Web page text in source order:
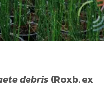
debris (Roxb. ex